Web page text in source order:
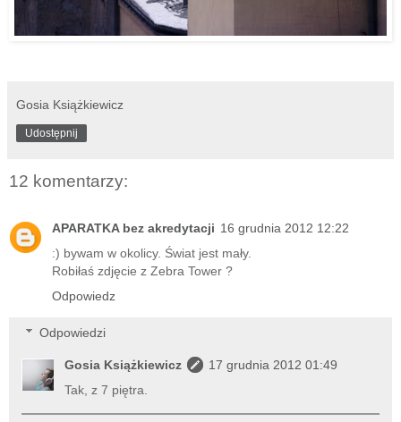
Gosia Książkiewicz
Udostępnij
12 komentarzy:
APARATKA bez akredytacji 16 grudnia 2012 12:22
:) bywam w okolicy. Świat jest mały.
Robiłaś zdjęcie z Zebra Tower ?
Odpowiedz
Odpowiedzi
Gosia Książkiewicz
17 grudnia 2012 01:49
Tak, z 7 piętra.